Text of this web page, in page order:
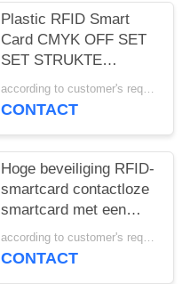
Plastic RFID Smart
Card CMYK OFF SET
SET STRUKTE
SAMPER RESTANTE
ISO STANDAARD
according to customer's requirements MOQ:500pcs
CONTACT
Hoge beveiliging RFID-
smartcard contactloze
smartcard met een
dikte van 0,88 mm
according to customer's requirements MOQ:500pcs
CONTACT